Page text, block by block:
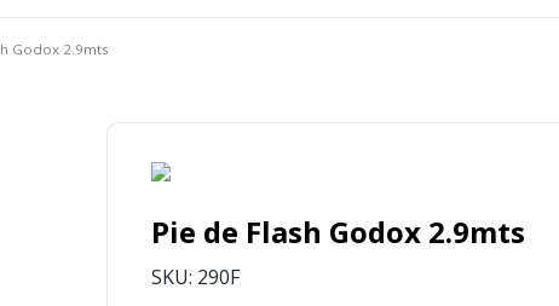
Godox 2.9mts
Pie de Flash Godox 2.9mts
SKU: 290F